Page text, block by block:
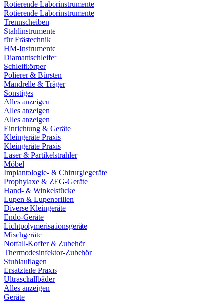
Rotierende Laborinstrumente
Rotierende Laborinstrumente
Trennscheiben
Stahlinstrumente
für Frästechnik
HM-Instrumente
Diamantschleifer
Schleifkörper
Polierer & Bürsten
Mandrelle & Träger
Sonstiges
Alles anzeigen
Alles anzeigen
Alles anzeigen
Einrichtung & Geräte
Kleingeräte Praxis
Kleingeräte Praxis
Laser & Partikelstrahler
Möbel
Implantologie- & Chirurgiegeräte
Prophylaxe & ZEG-Geräte
Hand- & Winkelstücke
Lupen & Lupenbrillen
Diverse Kleingeräte
Endo-Geräte
Lichtpolymerisationsgeräte
Mischgeräte
Notfall-Koffer & Zubehör
Thermodesinfektor-Zubehör
Stuhlauflagen
Ersatzteile Praxis
Ultraschallbäder
Alles anzeigen
Geräte